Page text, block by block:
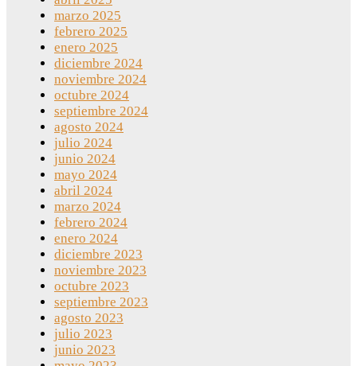
marzo 2025
febrero 2025
enero 2025
diciembre 2024
noviembre 2024
octubre 2024
septiembre 2024
agosto 2024
julio 2024
junio 2024
mayo 2024
abril 2024
marzo 2024
febrero 2024
enero 2024
diciembre 2023
noviembre 2023
octubre 2023
septiembre 2023
agosto 2023
julio 2023
junio 2023